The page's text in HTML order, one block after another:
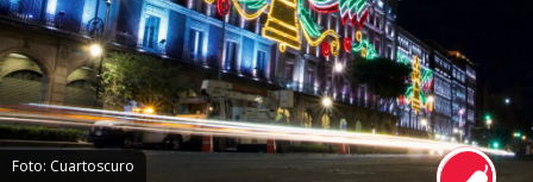
Foto: Cuartoscuro